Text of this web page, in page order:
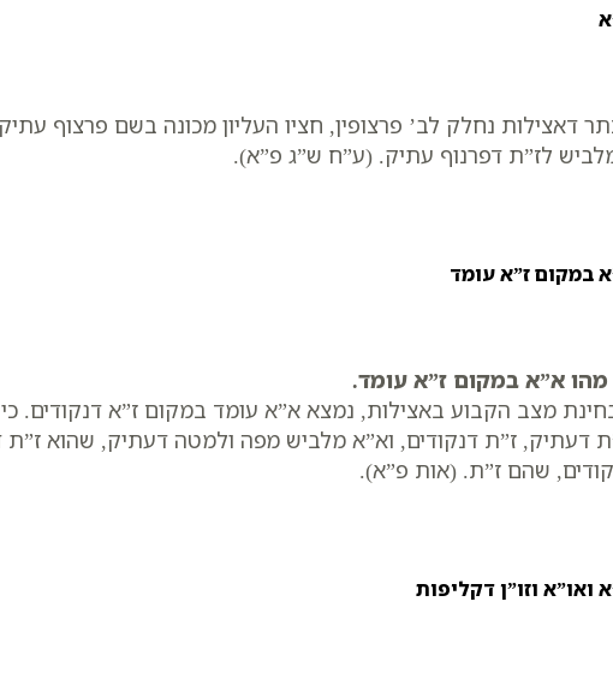
דאצילות נחלק לב’ פרצופין, חציו העליון מכונה בשם פרצוף
לז”ת דפרנוף עתיק. (ע”ח ש”ג פ”א).
במקום ז”א עומד
מהו א”א במקום ז”א עומד.
מצב הקבוע באצילות, נמצא א”א עומד במקום ז”א דנקודים.
דעתיק, ז”ת דנקודים, וא”א מלביש מפה ולמטה דעתיק, שהוא
שהם ז”ת. (אות פ”א).
ואו”א וזו”ן דקליפות